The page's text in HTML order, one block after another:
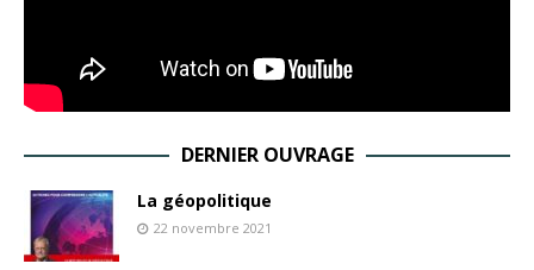
DERNIER OUVRAGE
La géopolitique
22 novembre 2021